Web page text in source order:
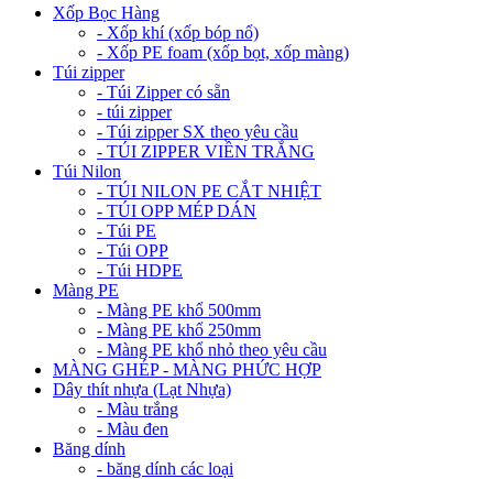
Xốp Bọc Hàng
- Xốp khí (xốp bóp nổ)
- Xốp PE foam (xốp bọt, xốp màng)
Túi zipper
- Túi Zipper có sẵn
- túi zipper
- Túi zipper SX theo yêu cầu
- TÚI ZIPPER VIỀN TRẮNG
Túi Nilon
- TÚI NILON PE CẮT NHIỆT
- TÚI OPP MÉP DÁN
- Túi PE
- Túi OPP
- Túi HDPE
Màng PE
- Màng PE khổ 500mm
- Màng PE khổ 250mm
- Màng PE khổ nhỏ theo yêu cầu
MÀNG GHÉP - MÀNG PHỨC HỢP
Dây thít nhựa (Lạt Nhựa)
- Màu trắng
- Màu đen
Băng dính
- băng dính các loại